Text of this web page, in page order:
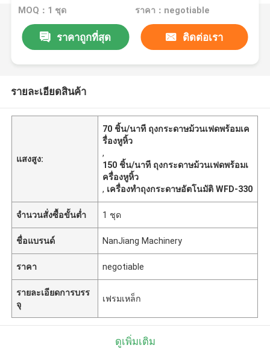
MOQ：1 ชุด ราคา：negotiable
ราคาถูกที่สุด ติดต่อเรา
รายละเอียดสินค้า
แสงสูง:
70 ชิ้น/นาที ถุงกระดาษม้วนเฟดพร้อมเค
รื่องหูหิ้ว
,
150 ชิ้น/นาที ถุงกระดาษม้วนเฟดพร้อมเ
ครื่องหูหิ้ว
, เครื่องทำถุงกระดาษอัตโนมัติ WFD-330
จำนวนสั่งซื้อขั้นต่ำ 1 ชุด
ชื่อแบรนด์ NanJiang Machinery
ราคา negotiable
รายละเอียดการบรร
จุ
เฟรมเหล็ก
ดูเพิ่มเติม